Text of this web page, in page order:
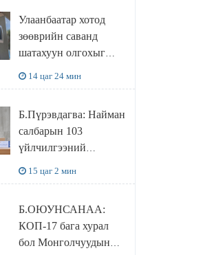
худалдаж авахаар
болжээ
Улаанбаатар хотод
зөөврийн саванд
шатахуун олгохыг
14 цаг 24 мин
Б.Пүрэвдагва: Найман
салбарын 103
үйлчилгээний
нөхцөл бүрдэнэ
15 цаг 2 мин
Б.ОЮУНСАНАА:
КОП-17 бага хурал
бол Монголчуудын